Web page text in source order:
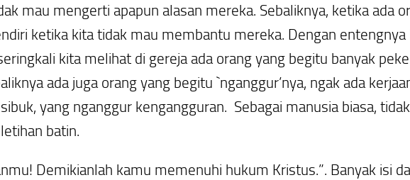
mau mengerti apapun alasan mereka. Sebaliknya, ketika ada
ketika kita tidak mau membantu mereka. Dengan entengnya
kita melihat di gereja ada orang yang begitu banyak
ada juga orang yang begitu `nganggur’nya, ngak ada
yang nganggur kengangguran. Sebagai manusia biasa,
batin.
Demikianlah kamu memenuhi hukum Kristus.”. Banyak isi